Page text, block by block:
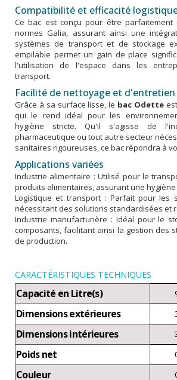
Compatibilité et efficacité
Ce bac est conçu pour être parfaitement
normes Galia, assurant ainsi une
systèmes de transport et de stockage
empilable permet un gain de place
l'utilisation de l'espace dans les
transport.
Facilité de nettoyage et d'entretien
Grâce à sa surface lisse, le bac Odette
qui le rend idéal pour les
hygiène stricte. Qu'il s'agisse de
pharmaceutique ou tout autre secteur
sanitaires rigoureuses, ce bac répondra à
Applications variées
Industrie alimentaire : Utilisé pour le
produits alimentaires, assurant une hygiène
Logistique et transport : Parfait pour les
nécessitant des solutions standardisées et
Industrie manufacturière : Idéal pour le
composants, facilitant ainsi la gestion des
de production.
CARACTÉRISTIQUES TECHNIQUES
Capacité en Litre(s)
Dimensions extérieures
Dimensions intérieures
Poids net
Couleur